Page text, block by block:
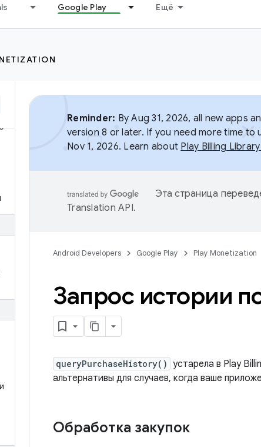
Google Play Ещё
Reminder: By Aug 31, 2026, all new apps
version 8 or later. If you need more time
Nov 1, 2026. Learn about Play Billing
Эта страница
Translation API.
Android Developers Google Play Play Monetization
Запрос истории
queryPurchaseHistory() устарела в Play
альтернативы для случаев, когда ваше
Обработка закупок